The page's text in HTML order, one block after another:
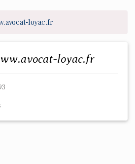
loyac.fr
loyac.fr